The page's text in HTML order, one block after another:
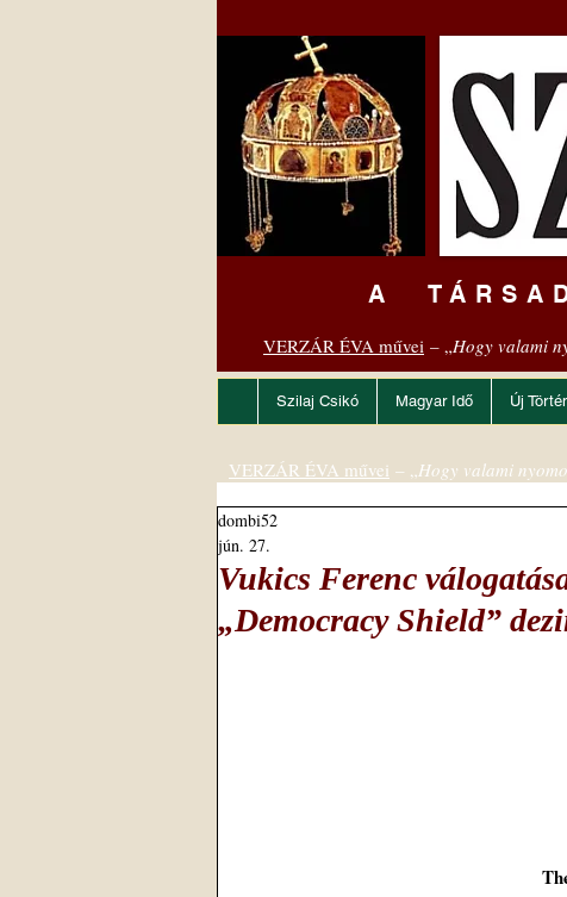
A
VERZÁR ÉVA művei – „Hogy valami
Szilaj Csikó Magyar Idő Új
Vukics Ferenc
„Democracy Shield”
dombi52
jún. 27.
VERZÁR ÉVA művei – „Hogy valami